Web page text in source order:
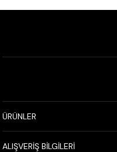
ÜRÜNLER
ALIŞVERİŞ BİLGİLERİ